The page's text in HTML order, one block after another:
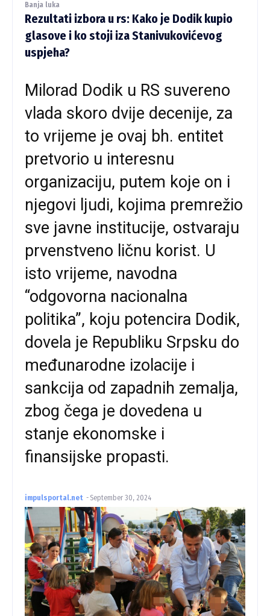
Banja luka
Rezultati izbora u rs: Kako je Dodik kupio
glasove i ko stoji iza Stanivukovićevog
uspjeha?
Milorad Dodik u RS suvereno
vlada skoro dvije decenije, za
to vrijeme je ovaj bh. entitet
pretvorio u interesnu
organizaciju, putem koje on i
njegovi ljudi, kojima premrežio
sve javne institucije, ostvaraju
prvenstveno ličnu korist. U
isto vrijeme, navodna
“odgovorna nacionalna
politika”, koju potencira Dodik,
dovela je Republiku Srpsku do
međunarodne izolacije i
sankcija od zapadnih zemalja,
zbog čega je dovedena u
stanje ekonomske i
finansijske propasti.
impulsportal.net - September 30, 2024